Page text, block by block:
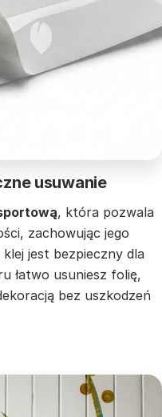
usuwanie
, która pozwala
zachowując jego
jest bezpieczny dla
łatwo usuniesz folię,
bez uszkodzeń